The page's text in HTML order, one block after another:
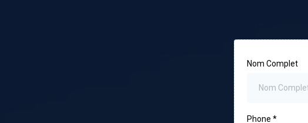
Nom Complet
Phone *